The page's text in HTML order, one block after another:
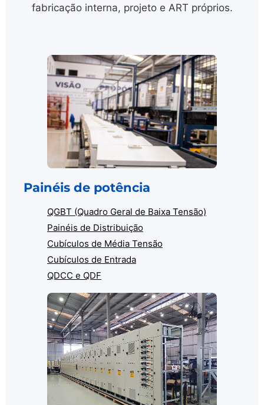
fabricação interna, projeto e ART próprios.
Painéis de potência
QGBT (Quadro Geral de Baixa Tensão)
Painéis de Distribuição
Cubículos de Média Tensão
Cubículos de Entrada
QDCC e QDF